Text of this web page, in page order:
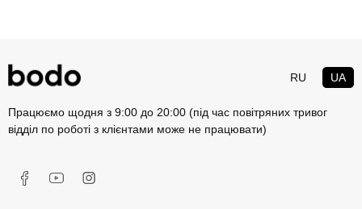
RU UA
Працюємо щодня з 9:00 до 20:00 (під час повітряних тривог
відділ по роботі з клієнтами може не працювати)